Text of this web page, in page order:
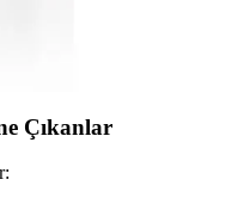
Çıkanlar